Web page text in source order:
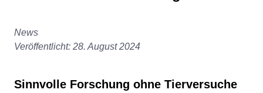
News
Veröffentlicht: 28. August 2024
Sinnvolle Forschung ohne Tierversuche